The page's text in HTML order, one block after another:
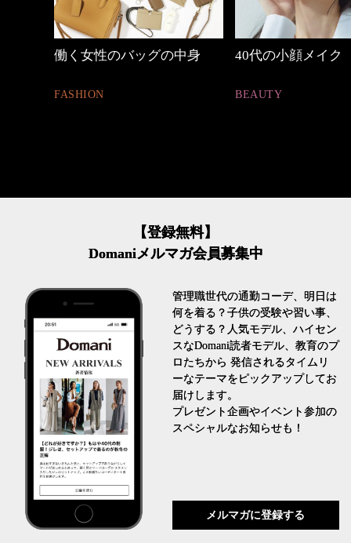
40代の小顔メイク
BEAUTY
心地よくいられる
【登録無料】
Domaniメルマガ会員募集中
管理職世代の通勤コーデ、明日は
何を着る？子供の受験や習い事、
どうする？人気モデル、ハイセン
スなDomani読者モデル、教育のプ
ロたちから 発信されるタイムリ
ーなテーマをピックアップしてお
届けします。
プレゼント企画やイベント参加の
スペシャルなお知らせも！
メルマガに登録する